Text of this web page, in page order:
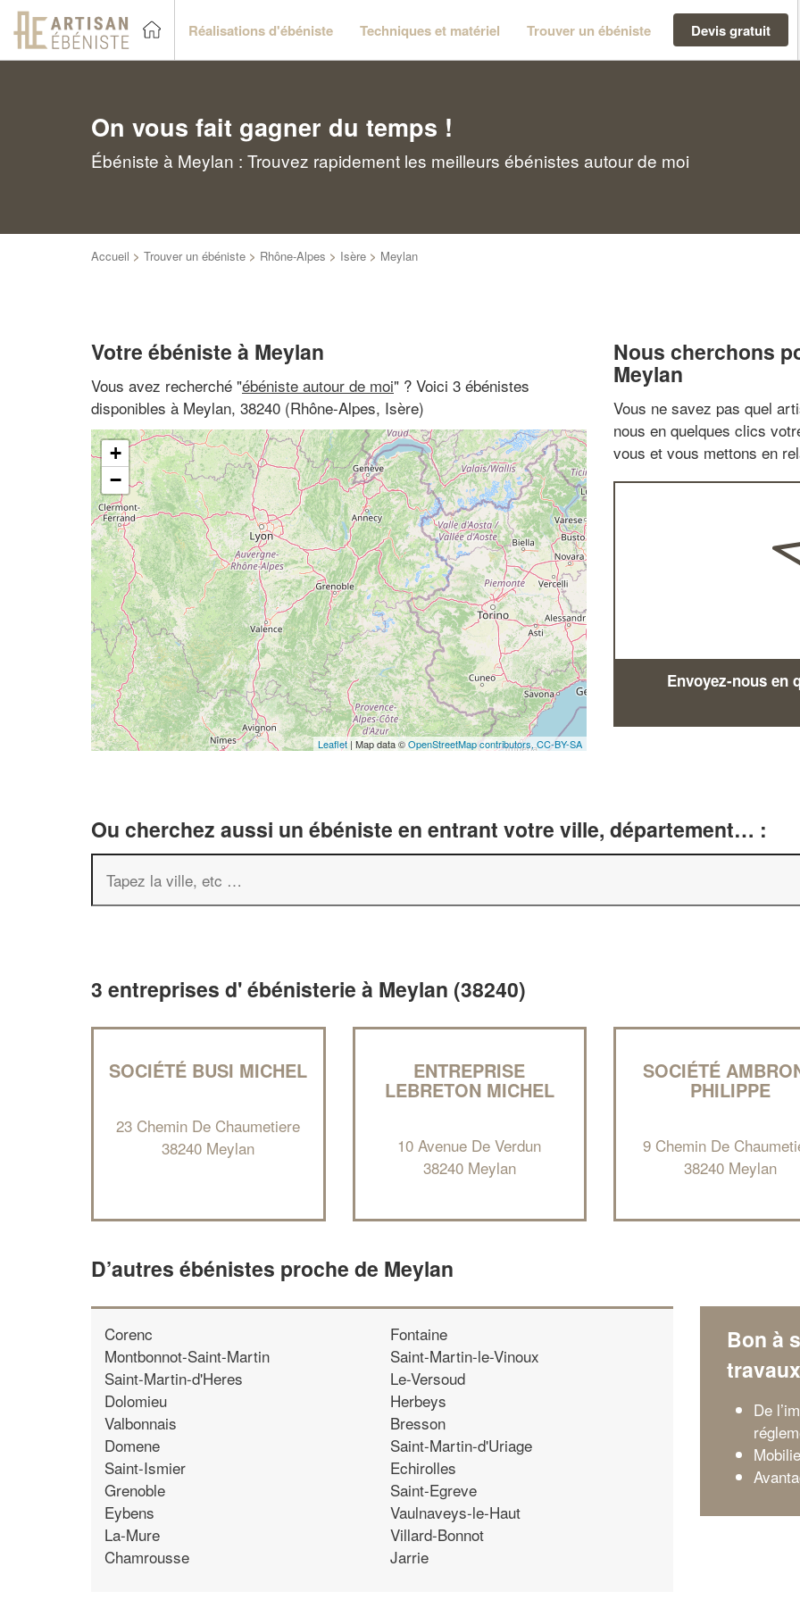
Réalisations d'ébéniste Techniques et matériel Trouver un ébéniste Devis gratuit
On vous fait gagner du temps !
Ébéniste à Meylan : Trouvez rapidement les meilleurs ébénistes autour de moi
Accueil > Trouver un ébéniste > Rhône-Alpes > Isère > Meylan
Votre ébéniste à Meylan
Vous avez recherché "ébéniste autour de moi" ? Voici 3 ébénistes
disponibles à Meylan, 38240 (Rhône-Alpes, Isère)
+
−
Leaflet | Map data ©OpenStreetMap contributors, CC-BY-SA
Nous cherchons
Meylan
Vous ne savez pas quel
nous en quelques clics
vous et vous mettons en
Envoyez-nous en
Ou cherchez aussi un ébéniste en entrant votre ville, département… :
3 entreprises d' ébénisterie à Meylan (38240)
SOCIÉTÉ BUSI MICHEL
23 Chemin De Chaumetiere
38240 Meylan
ENTREPRISE
LEBRETON MICHEL
10 Avenue De Verdun
38240 Meylan
SOCIÉTÉ
PHILIPPE
9 Chemin De
38240 Meylan
D’autres ébénistes proche de Meylan
Corenc
Montbonnot-Saint-Martin
Saint-Martin-d'Heres
Dolomieu
Valbonnais
Domene
Saint-Ismier
Grenoble
Eybens
La-Mure
Chamrousse
Fontaine
Saint-Martin-le-Vinoux
Le-Versoud
Herbeys
Bresson
Saint-Martin-d'Uriage
Echirolles
Saint-Egreve
Vaulnaveys-le-Haut
Villard-Bonnot
Jarrie
Bon à
travaux
De